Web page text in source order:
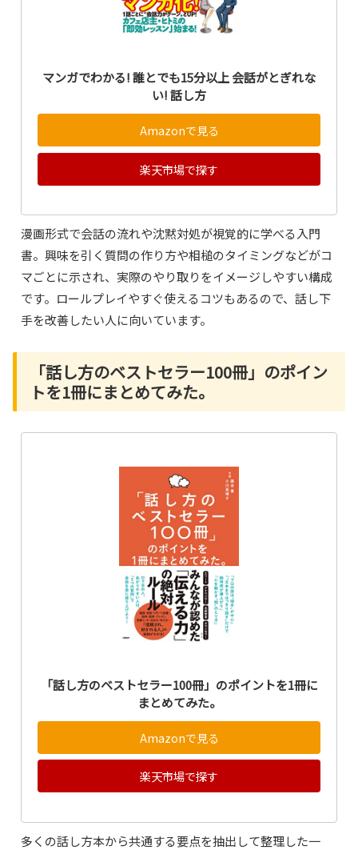
マンガでわかる! 誰とでも15分以上 会話がとぎれな
い! 話し方
Amazonで見る
楽天市場で探す
漫画形式で会話の流れや沈黙対処が視覚的に学べる入門
書。興味を引く質問の作り方や相槌のタイミングなどがコ
マごとに示され、実際のやり取りをイメージしやすい構成
です。ロールプレイやすぐ使えるコツもあるので、話し下
手を改善したい人に向いています。
「話し方のベストセラー100冊」のポイン
トを1冊にまとめてみた。
「話し方のベストセラー100冊」のポイントを1冊に
まとめてみた。
Amazonで見る
楽天市場で探す
多くの話し方本から共通する要点を抽出して整理した一